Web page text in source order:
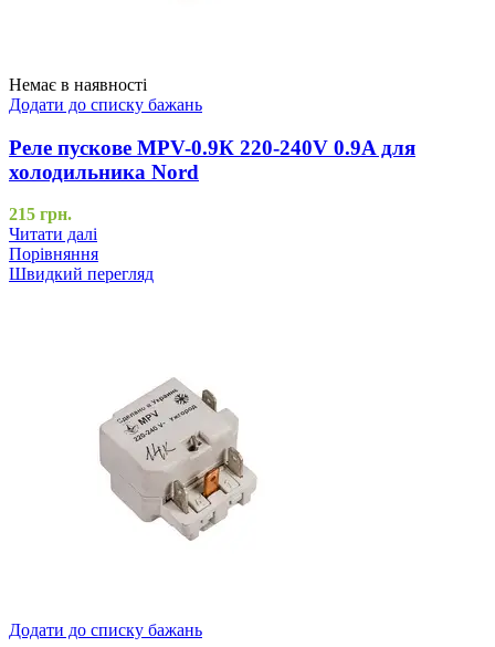
Немає в наявності
Додати до списку бажань
Реле пускове MPV-0.9К 220-240V 0.9A для
холодильника Nord
215 грн.
Читати далі
Порівняння
Швидкий перегляд
Додати до списку бажань